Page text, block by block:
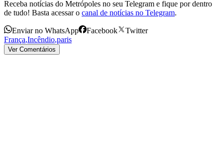
Receba notícias do Metrópoles no seu Telegram e fique por dentro
de tudo! Basta acessar o canal de notícias no Telegram.
Enviar no WhatsApp Facebook
Twitter
França,Incêndio,paris
Ver Comentários